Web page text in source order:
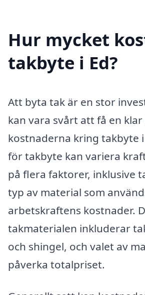
Hur mycket
takbyte i Ed?
Att byta tak är en stor
kan vara svårt att få en
kostnaderna kring takbyte i
för takbyte kan variera
på flera faktorer, inklusive
typ av material som
arbetskraftens kostnader.
takmaterialen inkluderar
och shingel, och valet av
påverka totalpriset.